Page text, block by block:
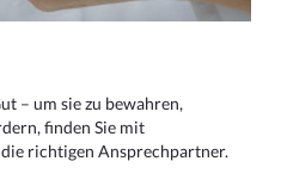
– um sie zu bewahren,
finden Sie mit
richtigen Ansprechpartner.